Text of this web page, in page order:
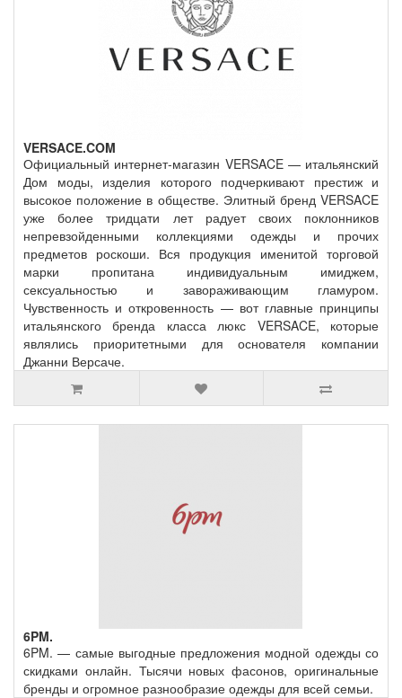
VERSACE.COM
Официальный интернет-магазин VERSACE — итальянский
Дом моды, изделия которого подчеркивают престиж и
высокое положение в обществе. Элитный бренд VERSACE
уже более тридцати лет радует своих поклонников
непревзойденными коллекциями одежды и прочих
предметов роскоши. Вся продукция именитой торговой
марки пропитана индивидуальным имиджем,
сексуальностью и завораживающим гламуром.
Чувственность и откровенность — вот главные принципы
итальянского бренда класса люкс VERSACE, которые
являлись приоритетными для основателя компании
Джанни Версаче.
6PM.
6PM. — самые выгодные предложения модной одежды со
скидками онлайн. Тысячи новых фасонов, оригинальные
бренды и огромное разнообразие одежды для всей семьи.